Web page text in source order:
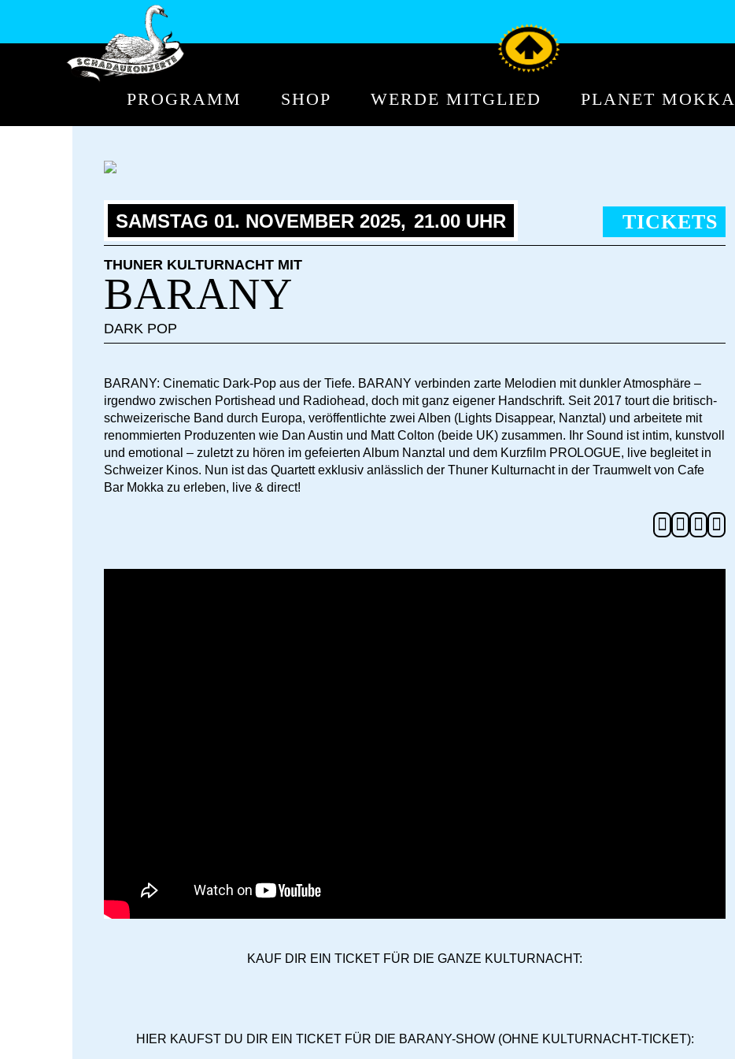
PROGRAMM SHOP WERDE MITGLIED PLANET MOKKA
SAMSTAG 01. NOVEMBER 2025, 21.00 UHR TICKETS
THUNER KULTURNACHT MIT
BARANY
DARK POP
BARANY: Cinematic Dark-Pop aus der Tiefe. BARANY verbinden zarte Melodien mit dunkler Atmosphäre –
irgendwo zwischen Portishead und Radiohead, doch mit ganz eigener Handschrift. Seit 2017 tourt die britisch-
schweizerische Band durch Europa, veröffentlichte zwei Alben (Lights Disappear, Nanztal) und arbeitete mit
renommierten Produzenten wie Dan Austin und Matt Colton (beide UK) zusammen. Ihr Sound ist intim, kunstvoll
und emotional – zuletzt zu hören im gefeierten Album Nanztal und dem Kurzfilm PROLOGUE, live begleitet in
Schweizer Kinos. Nun ist das Quartett exklusiv anlässlich der Thuner Kulturnacht in der Traumwelt von Cafe
Bar Mokka zu erleben, live & direct!
KAUF DIR EIN TICKET FÜR DIE GANZE KULTURNACHT:
HIER KAUFST DU DIR EIN TICKET FÜR DIE BARANY-SHOW (OHNE KULTURNACHT-TICKET):